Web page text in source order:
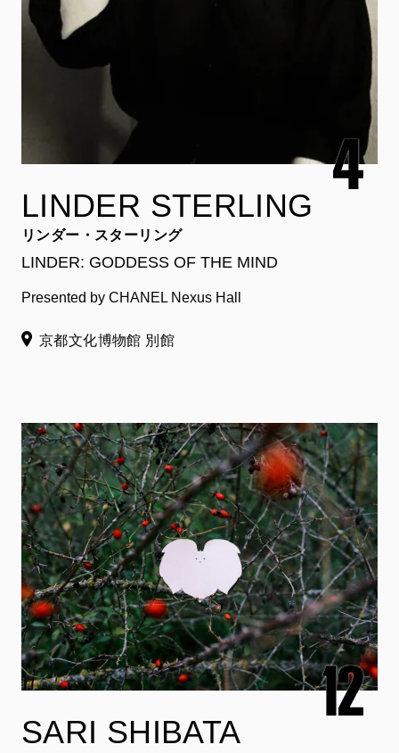
LINDER STERLING
リンダー・スターリング
LINDER: GODDESS OF THE MIND
Presented by CHANEL Nexus Hall
京都文化博物館 別館
SARI SHIBATA